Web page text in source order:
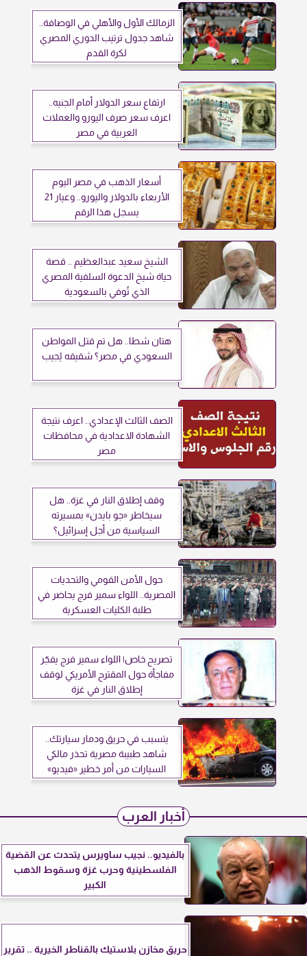
الزمالك الأول والأهلي في الوصافة..
شاهد جدول ترتيب الدوري المصري
لكرة القدم
ارتفاع سعر الدولار أمام الجنيه..
اعرف سعر صرف اليورو والعملات
العربية في مصر
أسعار الذهب في مصر اليوم
الأربعاء بالدولار واليورو.. وعيار 21
يسجل هذا الرقم
الشيخ سعيد عبدالعظيم .. قصة
حياة شيخ الدعوة السلفية المصري
الذي تُوفي بالسعودية
هتان شطا.. هل تم قتل المواطن
السعودي في مصر؟ شقيقه يُجيب
الصف الثالث الإعدادي.. اعرف نتيجة
الشهادة الاعدادية في محافظات
مصر
وقف إطلاق النار في غزة.. هل
سيخاطر «جو بايدن» بمسيرته
السياسية من أجل إسرائيل؟
حول الأمن القومي والتحديات
المصرية.. اللواء سمير فرج يحاضر في
طلبة الكليات العسكرية
تصريح خاص| اللواء سمير فرج يفجّر
مفاجأة حول المقترح الأمريكي لوقف
إطلاق النار في غزة
يتسبب في حريق ودمار سيارتك..
شاهد طبيبة مصرية تحذر مالكي
السيارات من أمر خطير «فيديو»
أخبار العرب
بالفيديو.. نجيب ساويرس يتحدث عن القضية
الفلسطينية وحرب غزة وسقوط الذهب
الكبير
حريق مخازن بلاستيك بالقناطر الخيرية .. تقرير